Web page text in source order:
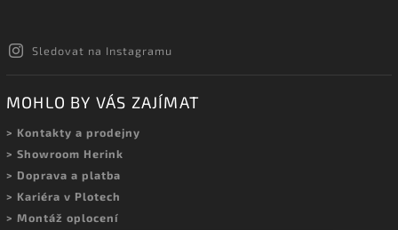
Sledovat na Instagramu
MOHLO BY VÁS ZAJÍMAT
> Kontakty a prodejny
> Showroom Herink
> Doprava a platba
> Kariéra v Plotech
> Montáž oplocení